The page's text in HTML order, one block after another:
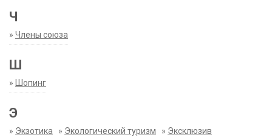
Ч
» Члены союза
Ш
» Шопинг
Э
» Экзотика » Экологический туризм » Эксклюзив